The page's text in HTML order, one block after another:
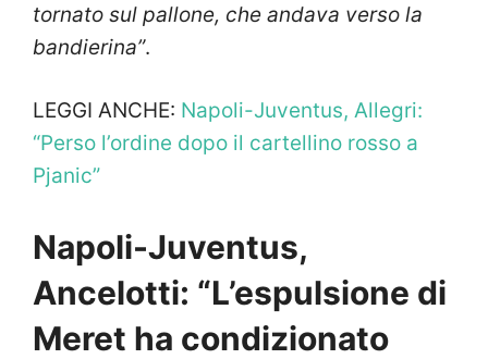
tornato sul pallone, che andava verso la
bandierina”.
LEGGI ANCHE: Napoli-Juventus, Allegri:
“Perso l’ordine dopo il cartellino rosso a
Pjanic”
Napoli-Juventus,
Ancelotti: “L’espulsione di
Meret ha condizionato